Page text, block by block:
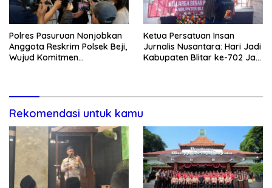
Polres Pasuruan Nonjobkan
Anggota Reskrim Polsek Beji,
Wujud Komitmen
Ketua Persatuan Insan
Jurnalis Nusantara: Hari Jadi
Kabupaten Blitar ke-702 Jadi
Rekomendasi untuk kamu